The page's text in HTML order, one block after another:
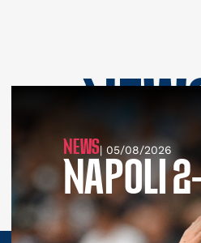
NEWS| 05/08/2026
NAPOLI